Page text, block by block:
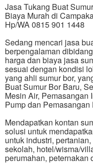
Jasa Tukang Buat
Biaya Murah di
Hp/WA 0815 901 1448
Sedang mencari jasa
berpengalaman
harga dan biaya jasa
sesuai dengan kondisi
yang ahli sumur bor,
Buat Sumur Bor Baru,
Mesin Air, Pemasangan
Pump dan Pemasangan
Mendapatkan kontan
solusi untuk
untuk industri,
sekolah, hotel/wisma/
perumahan, peternakan